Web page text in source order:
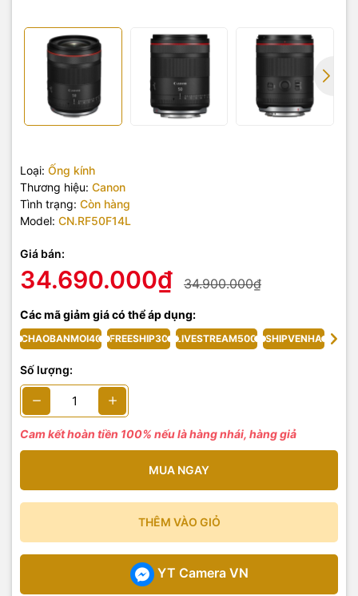
Loại: Ống kính
Thương hiệu: Canon
Tình trạng: Còn hàng
Model: CN.RF50F14L
Giá bán:
34.690.000₫ 34.900.000₫
Các mã giảm giá có thể áp dụng:
CHAOBANMOI40 FREESHIP30 LIVESTREAM500 SHIPVENHA
Số lượng:
Cam kết hoàn tiền 100% nếu là hàng nhái, hàng giả
MUA NGAY
THÊM VÀO GIỎ
YT Camera VN